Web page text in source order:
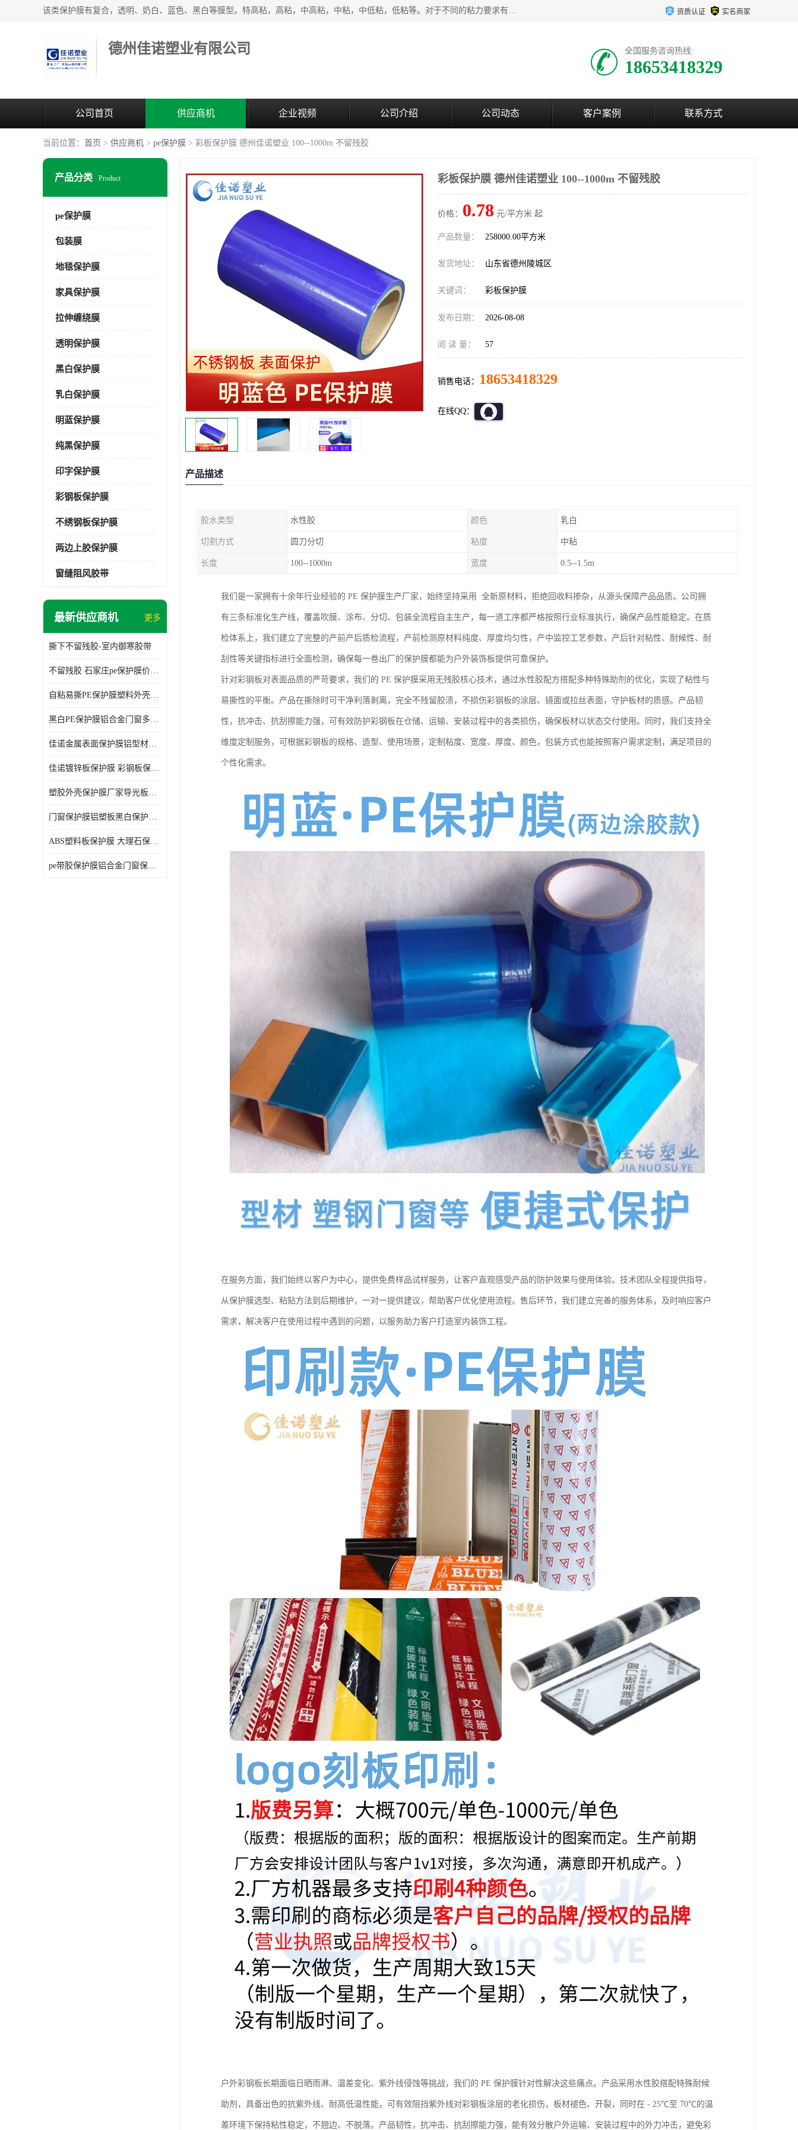
该类保护膜有复合，透明、奶白、蓝色、黑白等膜型。特高粘，高粘，中高粘，中粘，中低粘，低粘等。对于不同的粘力要求有相应的产品相适配。无胶渍残留污染。在较宽的收卷幅度下平整无皱纹，收卷长度大，利于机械化及自动化施工粘贴。为您的产品提供的表面保护解决方案。 产品广泛适用于：铝材、不锈钢、金属、塑料、电子、家电、家具、玻璃、化工材料、装饰材料等。 资质认证 实名商家
德州佳诺塑业有限公司 全国服务咨询热线:
18653418329
公司首页 供应商机 企业视频 公司介绍 公司动态 客户案例 联系方式
当前位置： 首页 > 供应商机 > pe保护膜 > 彩板保护膜 德州佳诺塑业 100--1000m 不留残胶
产品分类 Product
pe保护膜
包装膜
地毯保护膜
家具保护膜
拉伸缠绕膜
透明保护膜
黑白保护膜
乳白保护膜
明蓝保护膜
纯黑保护膜
印字保护膜
彩钢板保护膜
不绣钢板保护膜
两边上胶保护膜
窗缝阻风胶带
最新供应商机 更多
撕下不留残胶-室内御寒胶带
不留残胶 石家庄pe保护膜价格 塑料薄膜
自粘易撕PE保护膜塑料外壳导光板亚克力板膜操作方便
黑白PE保护膜铝合金门窗多种颜色支持定制生产
佳诺金属表面保护膜铝型材保护膜不留残胶铝合金窗框保护胶带
佳诺镀锌板保护膜 彩钢板保护pe保护膜
塑胶外壳保护膜厂家导光板保护膜 铝单板保护膜胶带易撕不留胶
门窗保护膜铝塑板黑白保护膜外墙保温板保护膜
ABS塑料板保护膜 大理石保护膜 缠鱼竿保护膜
pe带胶保护膜铝合金门窗保护不锈钢板保护膜大理石建筑材料保护
彩板保护膜 德州佳诺塑业 100--1000m 不留残胶
价格： 0.78 元/平方米 起
产品数量： 258000.00平方米
发货地址： 山东省德州陵城区
关键词： 彩板保护膜
发布日期： 2026-08-08
阅 读 量： 57
销售电话： 18653418329
在线QQ：
产品描述
胶水类型 水性胶 颜色 乳白
切割方式 圆刀分切 粘度 中粘
长度 100--1000m 宽度 0.5--1.5m
我们是一家拥有十余年行业经验的 PE 保护膜生产厂家，始终坚持采用 全新原材料，拒绝回收料掺杂，从源头保障产品品质。公司拥
有三条标准化生产线，覆盖吹膜、涂布、分切、包装全流程自主生产，每一道工序都严格按照行业标准执行，确保产品性能稳定。在质
检体系上，我们建立了完整的产前产后质检流程，产前检测原材料纯度、厚度均匀性，产中监控工艺参数，产后针对粘性、耐候性、耐
刮性等关键指标进行全面检测，确保每一卷出厂的保护膜都能为户外装饰板提供可靠保护。
针对彩钢板对表面品质的严苛要求，我们的 PE 保护膜采用无残胶核心技术，通过水性胶配方搭配多种特殊助剂的优化，实现了粘性与
易撕性的平衡。产品在撕除时可干净利落剥离，完全不残留胶渍，不损伤彩钢板的涂层、镜面或拉丝表面，守护板材的质感。产品韧
性，抗冲击、抗刮擦能力强，可有效防护彩钢板在仓储、运输、安装过程中的各类损伤，确保板材以状态交付使用。同时，我们支持全
维度定制服务，可根据彩钢板的规格、造型、使用场景，定制粘度、宽度、厚度、颜色，包装方式也能按照客户需求定制，满足项目的
个性化需求。
在服务方面，我们始终以客户为中心，提供免费样品试样服务，让客户直观感受产品的防护效果与使用体验。技术团队全程提供指导，
从保护膜选型、粘贴方法到后期维护，一对一提供建议，帮助客户优化使用流程。售后环节，我们建立完善的服务体系，及时响应客户
需求，解决客户在使用过程中遇到的问题，以服务助力客户打造室内装饰工程。
户外彩钢板长期面临日晒雨淋、温差变化、紫外线侵蚀等挑战，我们的 PE 保护膜针对性解决这些痛点。产品采用水性胶搭配特殊耐候
助剂，具备出色的抗紫外线、耐高低温性能，可有效阻挡紫外线对彩钢板涂层的老化损伤，板材褪色、开裂，同时在 - 25℃至 70℃的温
差环境下保持粘性稳定，不翘边、不脱落。产品韧性，抗冲击、抗刮擦能力强，能有效分散户外运输、安装过程中的外力冲击，避免彩